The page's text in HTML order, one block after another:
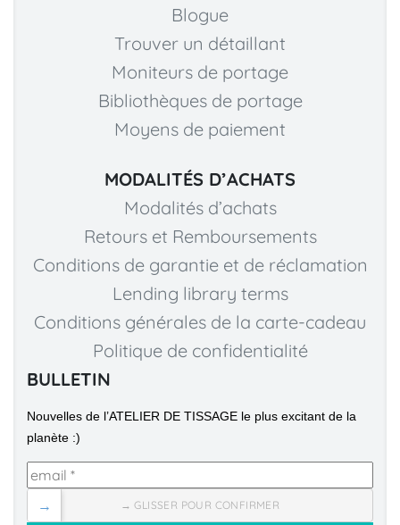
Blogue
Trouver un détaillant
Moniteurs de portage
Bibliothèques de portage
Moyens de paiement
MODALITÉS D’ACHATS
Modalités d’achats
Retours et Remboursements
Conditions de garantie et de réclamation
Lending library terms
Conditions générales de la carte-cadeau
Politique de confidentialité
BULLETIN
Nouvelles de l’ATELIER DE TISSAGE le plus excitant de la
planète :)
→ GLISSER POUR CONFIRMER
→